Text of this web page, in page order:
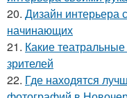
20. Дизайн интерьера
начинающих
21. Какие
зрителей
22. Где находятся